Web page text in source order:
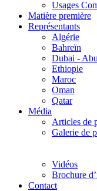
Usages
Matière première
Représentants
Algérie
Bahreïn
Dubai -
Ethiopie
Maroc
Oman
Qatar
Média
Articles de
Galerie de
Vidéos
Brochure
Contact